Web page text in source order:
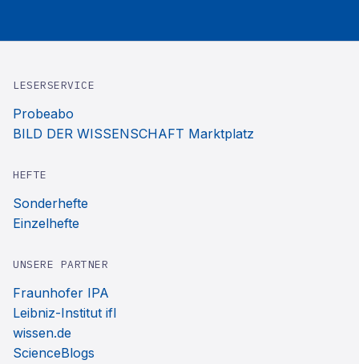
LESERSERVICE
Probeabo
BILD DER WISSENSCHAFT Marktplatz
HEFTE
Sonderhefte
Einzelhefte
UNSERE PARTNER
Fraunhofer IPA
Leibniz-Institut ifl
wissen.de
ScienceBlogs